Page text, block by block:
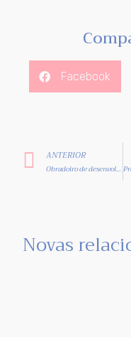
Facebook
ANTERIOR
Obradoiro de desenvolvemento persoal
Novas